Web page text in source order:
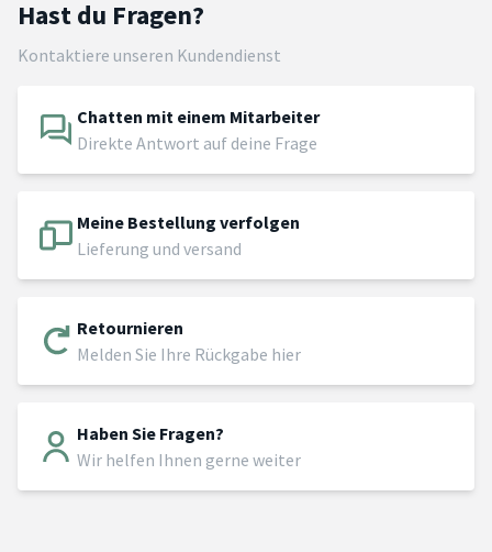
Hast du Fragen?
Kontaktiere unseren Kundendienst
Chatten mit einem Mitarbeiter
Direkte Antwort auf deine Frage
Meine Bestellung verfolgen
Lieferung und versand
Retournieren
Melden Sie Ihre Rückgabe hier
Haben Sie Fragen?
Wir helfen Ihnen gerne weiter